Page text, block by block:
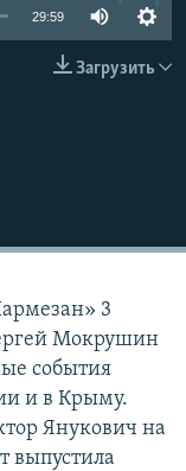
29:59
Загрузить
3
Мокрушин
события
и в Крыму.
Янукович на
выпустила